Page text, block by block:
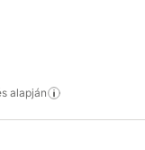
alapján